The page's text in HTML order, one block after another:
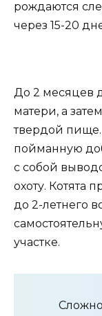
рождаются
через 15-20
До 2 месяцев
матери, а
твердой
пойманную
с собой
охоту. Котята
до 2-летнего
участке.